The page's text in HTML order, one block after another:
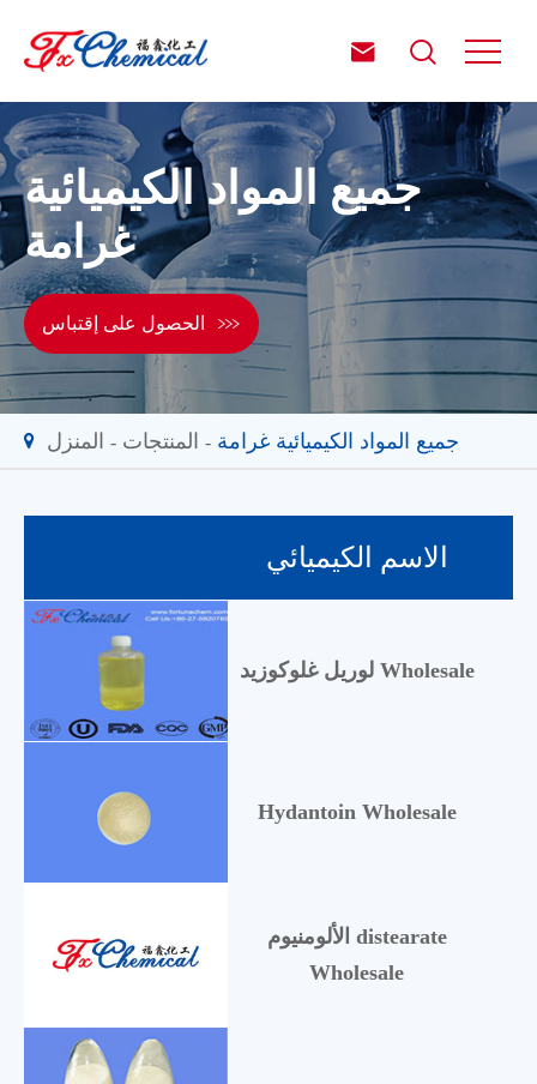
 
جميع المواد الكيميائية
غرامة
الحصول على إقتباس 
المنزل المنتجات جميع المواد الكيميائية غرامة
الاسم الكيميائي
لوريل غلوكوزيد Wholesale
Hydantoin Wholesale
الألومنيوم distearate
Wholesale